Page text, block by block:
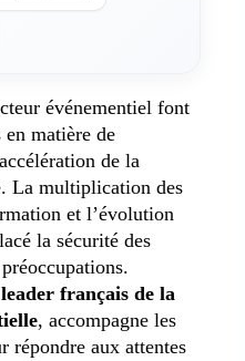
événementiel font
en matière de
de la
La multiplication des
et l’évolution
la sécurité des
leader français de la
, accompagne les
répondre aux attentes